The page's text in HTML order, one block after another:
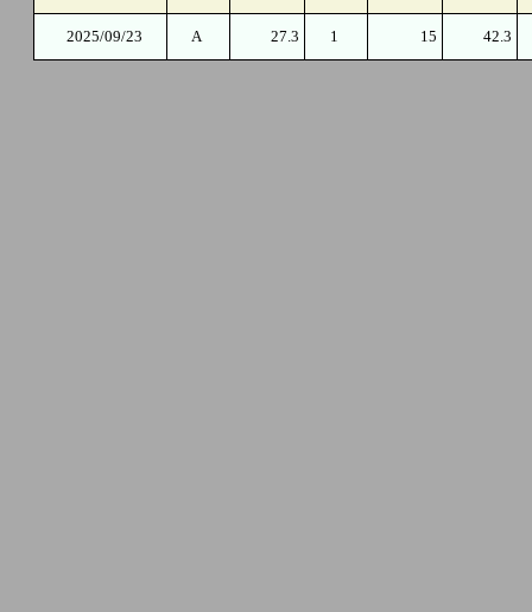
2025/09/23 A 27.3 1 15 42.3